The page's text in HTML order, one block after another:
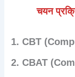
चयन
CBT
CBAT